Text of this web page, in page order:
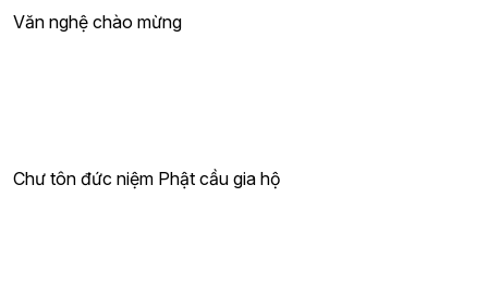
Văn nghệ chào mừng
Chư tôn đức niệm Phật cầu gia hộ